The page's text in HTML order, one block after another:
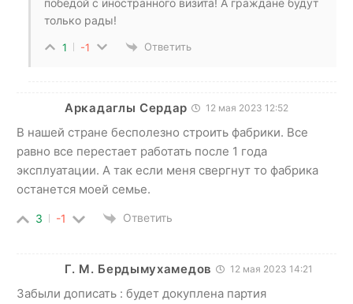
только рады!
1 -1 Ответить
Аркадаглы Сердар 12 мая 2023 12:52
В нашей стране бесполезно строить фабрики. Все
равно все перестает работать после 1 года
эксплуатации. А так если меня свергнут то фабрика
останется моей семье.
3 -1 Ответить
Г. М. Бердымухамедов 12 мая 2023 14:21
Забыли дописать : будет докуплена партия